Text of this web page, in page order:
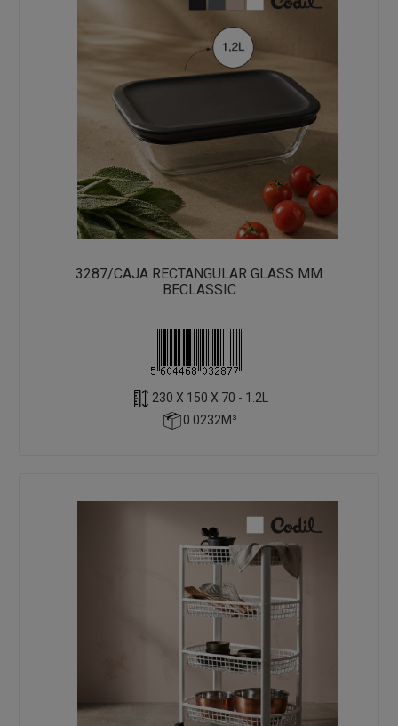
3287/CAJA RECTANGULAR GLASS MM
BECLASSIC
230 X 150 X 70 - 1.2L
0.0232M³